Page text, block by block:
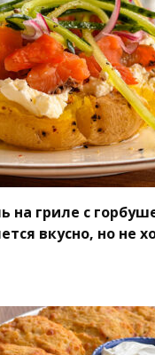
на гриле с
вкусно, но не